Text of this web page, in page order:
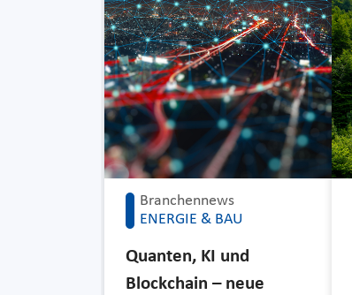
Branchennews
ENERGIE & BAU
Quanten, KI und
Blockchain – neue